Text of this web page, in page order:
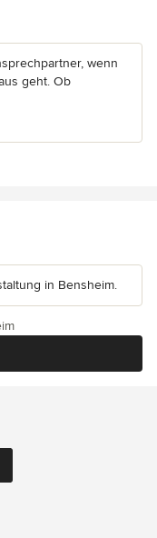
wenn
geht. Ob
in Bensheim.